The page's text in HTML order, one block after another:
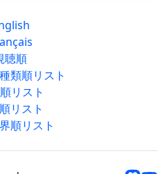
聴順
類順リスト
リスト
リスト
順リスト